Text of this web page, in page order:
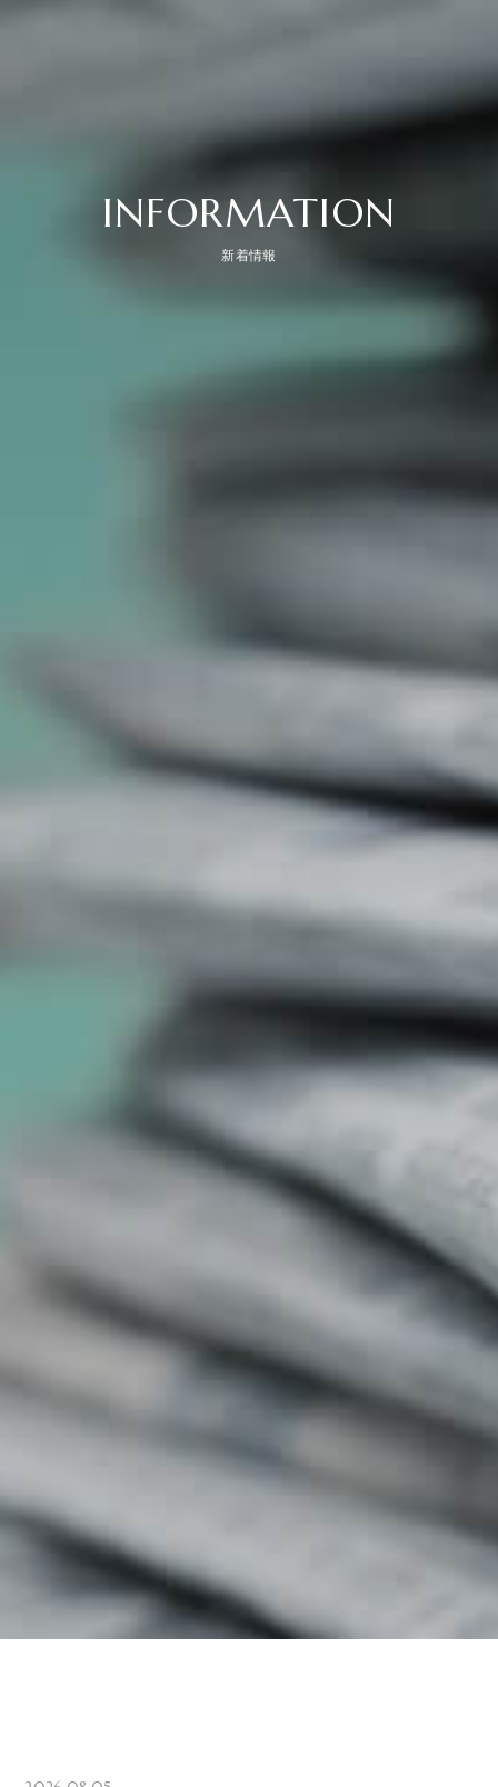
INFORMATION
新着情報